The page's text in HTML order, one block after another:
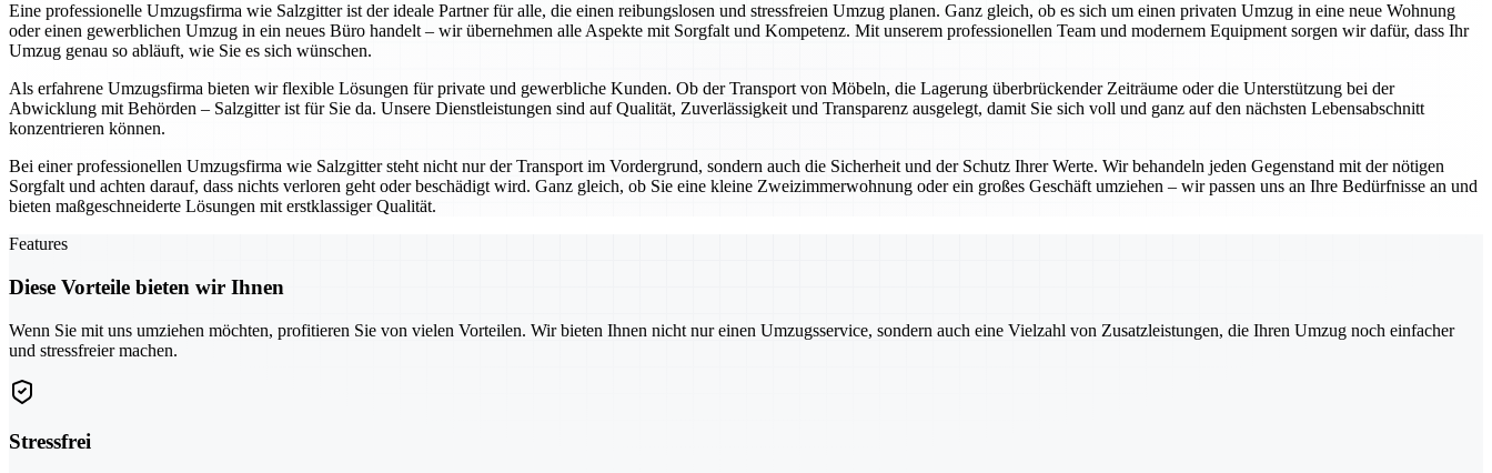
Eine professionelle Umzugsfirma wie Salzgitter ist der ideale Partner für alle, die einen reibungslosen und stressfreien Umzug planen. Ganz gleich, ob es sich um einen privaten Umzug in eine neue Wohnung
oder einen gewerblichen Umzug in ein neues Büro handelt – wir übernehmen alle Aspekte mit Sorgfalt und Kompetenz. Mit unserem professionellen Team und modernem Equipment sorgen wir dafür, dass Ihr
Umzug genau so abläuft, wie Sie es sich wünschen.
Als erfahrene Umzugsfirma bieten wir flexible Lösungen für private und gewerbliche Kunden. Ob der Transport von Möbeln, die Lagerung überbrückender Zeiträume oder die Unterstützung bei der
Abwicklung mit Behörden – Salzgitter ist für Sie da. Unsere Dienstleistungen sind auf Qualität, Zuverlässigkeit und Transparenz ausgelegt, damit Sie sich voll und ganz auf den nächsten Lebensabschnitt
konzentrieren können.
Bei einer professionellen Umzugsfirma wie Salzgitter steht nicht nur der Transport im Vordergrund, sondern auch die Sicherheit und der Schutz Ihrer Werte. Wir behandeln jeden Gegenstand mit der nötigen
Sorgfalt und achten darauf, dass nichts verloren geht oder beschädigt wird. Ganz gleich, ob Sie eine kleine Zweizimmerwohnung oder ein großes Geschäft umziehen – wir passen uns an Ihre Bedürfnisse an und
bieten maßgeschneiderte Lösungen mit erstklassiger Qualität.
Features
Diese Vorteile bieten wir Ihnen
Wenn Sie mit uns umziehen möchten, profitieren Sie von vielen Vorteilen. Wir bieten Ihnen nicht nur einen Umzugsservice, sondern auch eine Vielzahl von Zusatzleistungen, die Ihren Umzug noch einfacher
und stressfreier machen.
Stressfrei